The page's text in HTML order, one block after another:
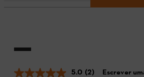
5.0 (2) Escrever